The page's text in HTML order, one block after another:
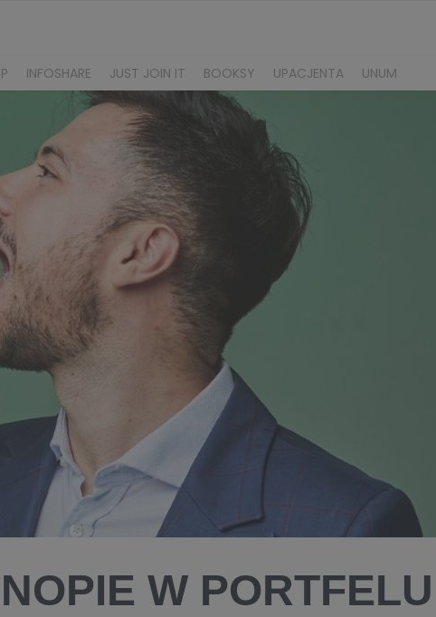
INFOSHARE JUST JOIN IT BOOKSY UPACJENTA UNUM
W PORTFELU